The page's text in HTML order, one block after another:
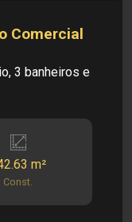
Comercial
3 banheiros e
m²
Const.